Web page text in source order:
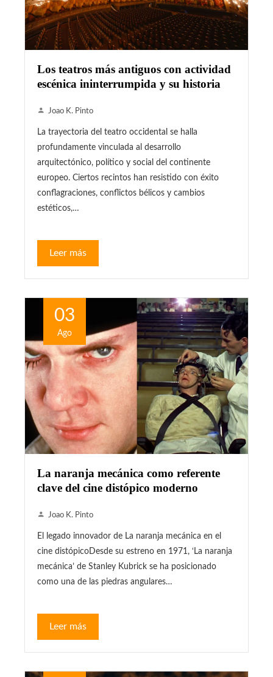
Los teatros más antiguos con actividad
escénica ininterrumpida y su historia
Joao K. Pinto
La trayectoria del teatro occidental se halla
profundamente vinculada al desarrollo
arquitectónico, político y social del continente
europeo. Ciertos recintos han resistido con éxito
conflagraciones, conflictos bélicos y cambios
estéticos,…
Leer más
03
Ago
La naranja mecánica como referente
clave del cine distópico moderno
Joao K. Pinto
El legado innovador de La naranja mecánica en el
cine distópicoDesde su estreno en 1971, ‘La naranja
mecánica’ de Stanley Kubrick se ha posicionado
como una de las piedras angulares…
Leer más